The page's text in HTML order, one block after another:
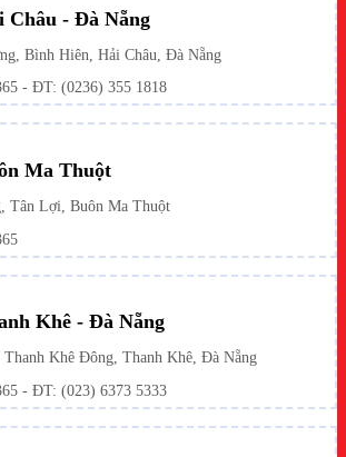
Châu - Đà Nẵng
Bình Hiên, Hải Châu, Đà Nẵng
- ĐT: (0236) 355 1818
Ma Thuột
Tân Lợi, Buôn Ma Thuột
Khê - Đà Nẵng
Khê Đông, Thanh Khê, Đà Nẵng
- ĐT: (023) 6373 5333